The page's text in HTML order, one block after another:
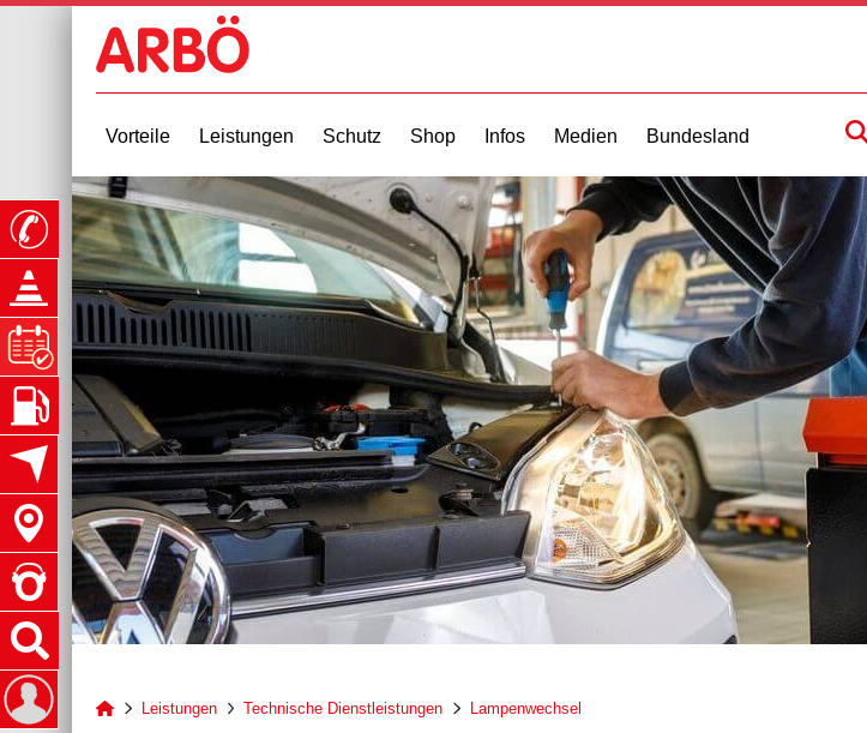
Vorteile Leistungen Schutz Shop Infos Medien Bundesland
zur Startseite
Leistungen Technische Dienstleistungen Lampenwechsel